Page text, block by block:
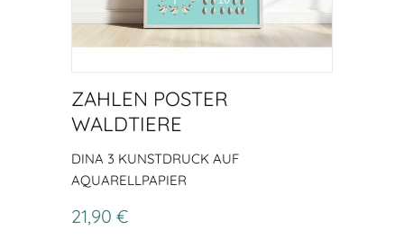
ZAHLEN POSTER
WALDTIERE
DINA 3 KUNSTDRUCK AUF
AQUARELLPAPIER
21,90 €